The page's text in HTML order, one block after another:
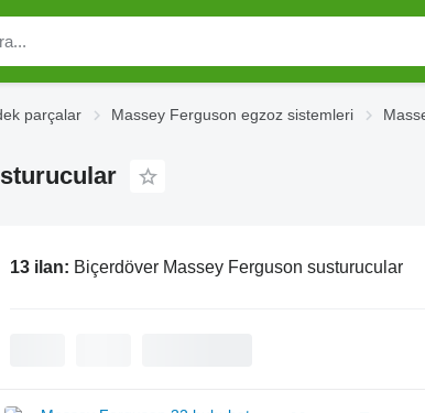
parçalar Massey Ferguson egzoz sistemleri
13 ilan: Biçerdöver Massey Ferguson susturucular